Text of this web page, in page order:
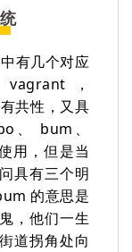
有几个对应
，
共性，又具
、 bum、
用，但是当
具有三个明
的意思是
，他们一生
道拐角处向